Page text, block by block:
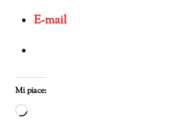
E-mail
Mi piace:
Caricamento